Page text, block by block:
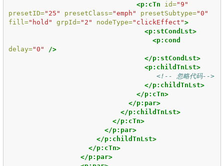
<p:cTn
id="9"
presetID="25" presetClass="emph" presetSubtype="0"
fill="hold" grpId="2" nodeType="clickEffect">
<p:stCondLst>
<p:cond
delay="0"
/>
</p:stCondLst>
<p:childTnLst>
<!-- 忽略代码-->
</p:childTnLst>
</p:cTn>
</p:par>
</p:childTnLst>
</p:cTn>
</p:par>
</p:childTnLst>
</p:cTn>
</p:par>